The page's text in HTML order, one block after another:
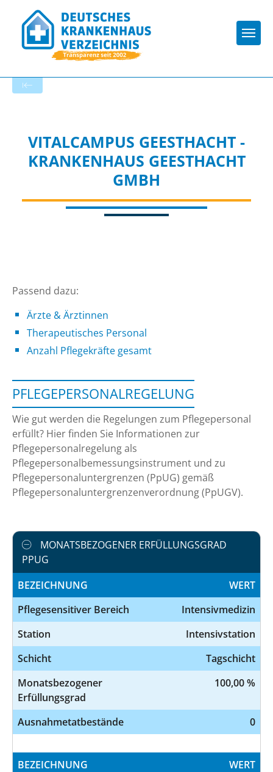
VITALCAMPUS GEESTHACHT -
KRANKENHAUS GEESTHACHT
GMBH
Passend dazu:
Ärzte & Ärztinnen
Therapeutisches Personal
Anzahl Pflegekräfte gesamt
PFLEGEPERSONALREGELUNG
Wie gut werden die Regelungen zum Pflegepersonal
erfüllt? Hier finden Sie Informationen zur
Pflegepersonalregelung als
Pflegepersonalbemessungsinstrument und zu
Pflegepersonaluntergrenzen (PpUG) gemäß
Pflegepersonaluntergrenzenverordnung (PpUGV).
MONATSBEZOGENER ERFÜLLUNGSGRAD
PPUG
BEZEICHNUNG
WERT
Pflegesensitiver Bereich
Intensivmedizin
Station
Intensivstation
Schicht
Tagschicht
Monatsbezogener
Erfüllungsgrad
100,00 %
Ausnahmetatbestände 0
BEZEICHNUNG
WERT